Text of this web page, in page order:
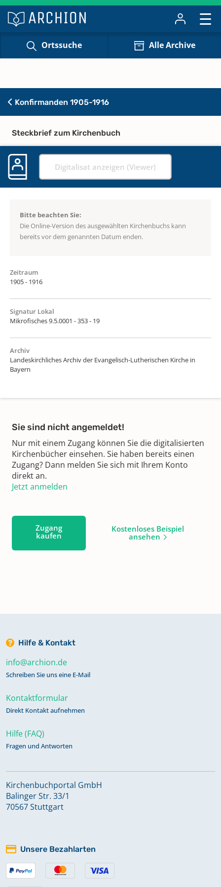
Ortssuche Alle Archive
Konfirmanden 1905-1916
Steckbrief zum Kirchenbuch
Digitalisat anzeigen (Viewer)
Bitte beachten Sie:
Die Online-Version des ausgewählten Kirchenbuchs kann
bereits vor dem genannten Datum enden.
Zeitraum
1905 - 1916
Signatur Lokal
Mikrofisches 9.5.0001 - 353 - 19
Archiv
Landeskirchliches Archiv der Evangelisch-Lutherischen Kirche in
Bayern
Sie sind nicht angemeldet!
Nur mit einem Zugang können Sie die digitalisierten
Kirchenbücher einsehen. Sie haben bereits einen
Zugang? Dann melden Sie sich mit Ihrem Konto
direkt an.
Jetzt anmelden
Zugang
kaufen
Kostenloses Beispiel
ansehen
Hilfe & Kontakt
info@archion.de
Schreiben Sie uns eine E-Mail
Kontaktformular
Direkt Kontakt aufnehmen
Hilfe (FAQ)
Fragen und Antworten
Kirchenbuchportal GmbH
Balinger Str. 33/1
70567 Stuttgart
Unsere Bezahlarten